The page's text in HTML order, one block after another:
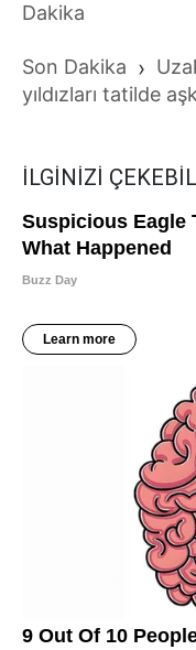
Dakika
Son Dakika ›
yıldızları tatilde